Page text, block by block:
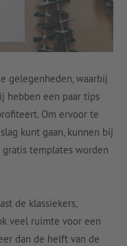
gelegenheden, waarbij
hebben een paar tips
Om ervoor te
kunt gaan, kunnen bij
templates worden
de klassiekers,
veel ruimte voor een
dan de helft van de